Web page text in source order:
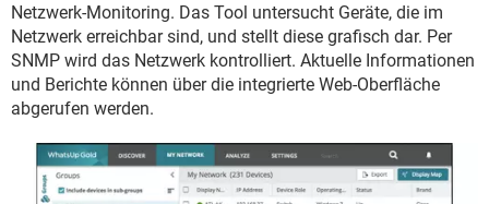
FACEBOOK HARDWARE
Netzwerk-Monitoring. Das Tool untersucht Geräte, die im
Netzwerk erreichbar sind, und stellt diese grafisch dar. Per
SNMP wird das Netzwerk kontrolliert. Aktuelle Informationen
und Berichte können über die integrierte Web-Oberfläche
abgerufen werden.